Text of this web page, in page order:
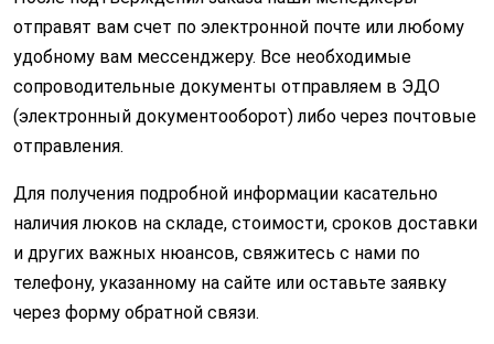
отправят вам счет по электронной почте или любому
удобному вам мессенджеру. Все необходимые
сопроводительные документы отправляем в ЭДО
(электронный документооборот) либо через почтовые
отправления.
Для получения подробной информации касательно
наличия люков на складе, стоимости, сроков доставки
и других важных нюансов, свяжитесь с нами по
телефону, указанному на сайте или оставьте заявку
через форму обратной связи.